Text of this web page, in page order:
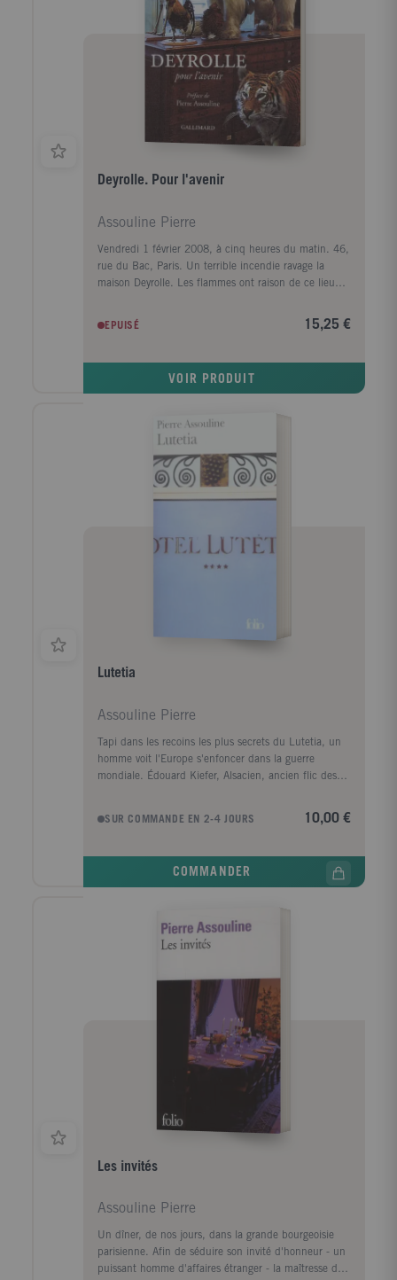
Deyrolle. Pour l'avenir
Assouline Pierre
Vendredi 1 février 2008, à cinq heures du matin. 46,
rue du Bac, Paris. Un terrible incendie ravage la
maison Deyrolle. Les flammes ont raison de ce lieu
merveilleux spectacle de collections naturalistes
d'exception. C'est un choc pour tout un quartier et
des plus grands collectionneurs comme des visiteurs
époustouflés par tant de richesses, tant de beautés:
animaux empaillés, collections entomologiques,
magnifiques séries de planches imprimées. Tandis
que la reconstruction est engagée, l'énergie des uns a
rencontré la passion des autres. Parmi eux, l'écrivain
Pierre Assouline, qui présente cet hommage à une
commun et dont la renaissance contentera nos
imaginaires comme notre soif de connaître
EPUISÉ 15,25 €
VOIR PRODUIT
Lutetia
Assouline Pierre
Tapi dans les recoins les plus secrets du Lutetia, un
homme voit l'Europe s'enfoncer dans la guerre
mondiale. Édouard Kiefer, Alsacien, ancien flic des
pense.Dans un Paris vaincu, occupé, humilié, aux
jusqu'où peut-on aller sans trahir sa conscience ? De
murs se succèdent, en effet, exilés, écrivains et
artistes, puis officiers nazis et trafiquants du marché
déportés de retour des camps. En accordant précision
biographique et souffle romanesque, Pierre Assouline
redonne vie à la légende perdue du grand hôtel, avec
un art du clair-obscur qui convient mieux que tout
autre au mythique Lutetia.
SUR COMMANDE EN 2-4 JOURS 10,00 €
COMMANDER
Les invités
Assouline Pierre
Un dîner, de nos jours, dans la grande bourgeoisie
parisienne. Afin de séduire son invité d'honneur - un
puissant homme d'affaires étranger - la maîtresse de